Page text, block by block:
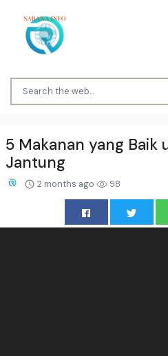
5 Makanan yang Baik
Jantung
2 months ago 98